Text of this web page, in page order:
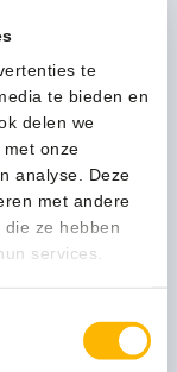
te
te bieden en
delen we
onze
analyse. Deze
met andere
ze hebben
services.